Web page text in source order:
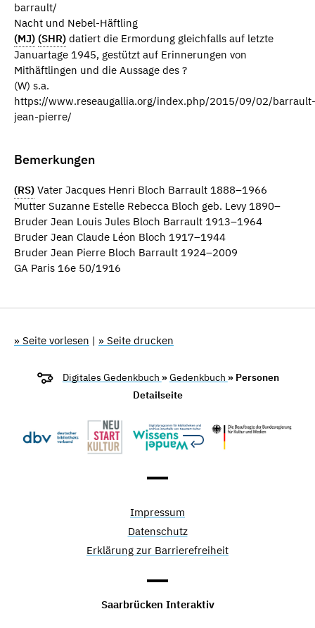
barrault/
Nacht und Nebel-Häftling
(MJ) (SHR) datiert die Ermordung gleichfalls auf letzte
Januartage 1945, gestützt auf Erinnerungen von
Mithäftlingen und die Aussage des ?
(W) s.a.
https://www.reseaugallia.org/index.php/2015/09/02/barrault-
jean-pierre/
Bemerkungen
(RS) Vater Jacques Henri Bloch Barrault 1888–1966
Mutter Suzanne Estelle Rebecca Bloch geb. Levy 1890–
Bruder Jean Louis Jules Bloch Barrault 1913–1964
Bruder Jean Claude Léon Bloch 1917–1944
Bruder Jean Pierre Bloch Barrault 1924–2009
GA Paris 16e 50/1916
» Seite vorlesen | » Seite drucken
Digitales Gedenkbuch »Gedenkbuch » Personen
Detailseite
Impressum
Datenschutz
Erklärung zur Barrierefreiheit
Saarbrücken Interaktiv